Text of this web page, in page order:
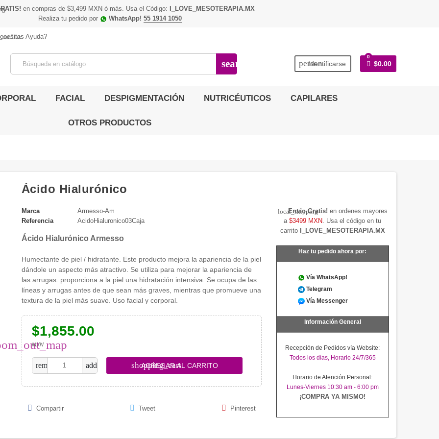
en compras de $3,499 MXN ó más. Usa el Código:
I_LOVE_MESOTERAPIA.MX
Realiza tu pedido por
WhatsApp! 55 1914 1050
Ayuda?
search person
Identificarse
0
$0.00
FACIAL DESPIGMENTACIÓN NUTRICÉUTICOS CAPILARES
OTROS PRODUCTOS
Ácido Hialurónico
Marca
Armesso-Am
Referencia
AcidoHialuronico03Caja
Ácido Hialurónico Armesso
Humectante de piel / hidratante. Este producto mejora la apariencia de la piel
dándole un aspecto más atractivo. Se utiliza para mejorar la apariencia de
las arrugas. proporciona a la piel una hidratación intensiva. Se ocupa de las
líneas y arrugas antes de que sean más graves, mientras que promueve una
textura de la piel más suave. Uso facial y corporal.
$1,855.00
MXN
remove add shopping_cart
AGREGAR AL CARRITO
Compartir Tweet Pinterest
local_shipping
Envío Gratis! en ordenes mayores
a$3499 MXN . Usa el código en tu
carrito
I_LOVE_MESOTERAPIA.MX
Haz tu pedido ahora por:
Vía WhatsApp!
Telegram
Vía Messenger
Información General
Recepción de Pedidos vía Website:
Todos los días, Horario 24/7/365
Horario de Atención Personal:
Lunes-Viernes 10:30 am - 6:00 pm
¡COMPRA YA MISMO!